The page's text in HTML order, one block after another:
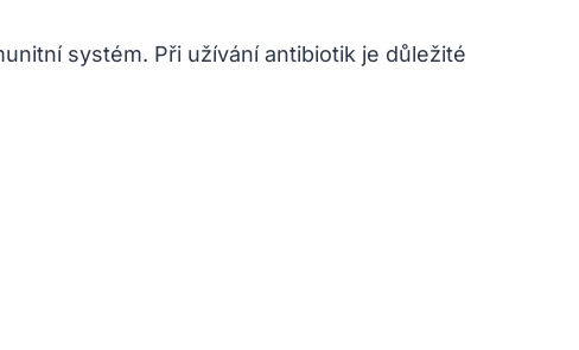
systém. Při užívání antibiotik je důležité